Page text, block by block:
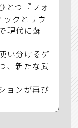
とつ『フォ
クとサウ
現代に蘇
い分けるゲ
、新たな武
ョンが再び